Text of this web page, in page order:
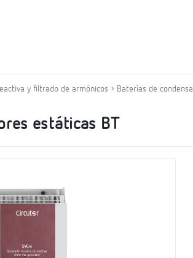
y filtrado de armónicos Baterías de
estáticas BT